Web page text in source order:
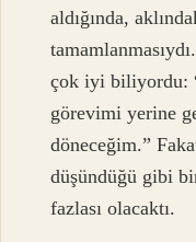
aldığında,
çok iyi biliyordu:
görevimi yerine
döneceğim.”
düşündüğü gibi
fazlası olacaktı.